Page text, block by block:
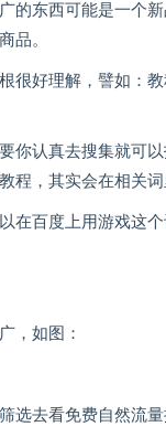
的东西可能是一个
品。
很好理解，譬如：
你认真去搜集就可
程，其实会在相关词
在百度上用游戏这
，如图：
选去看免费自然流